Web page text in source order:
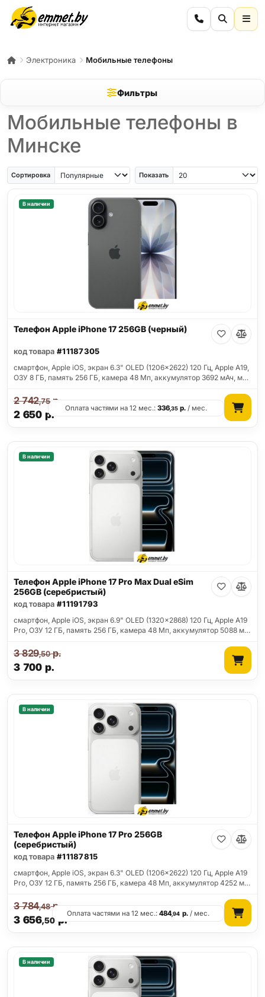
Электроника Мобильные телефоны
Фильтры
Мобильные телефоны в
Минске
iPhone AiriPhone SESamsung Galaxy A56Samsung Galaxy A57 iPhone 17
Сортировка Показать
В наличии
Телефон Apple iPhone 17 256GB (черный)
код товара #11187305
смартфон, Apple iOS, экран 6.3" OLED (1206x2622) 120 Гц, Apple A19,
ОЗУ 8 ГБ, память 256 ГБ, камера 48 Мп, аккумулятор 3692 мАч, м…
2 650 р.
2 742,75р.
Оплата частями на 12 мес.:336,35 р. / мес.
В наличии
Телефон Apple iPhone 17 Pro Max Dual eSim
256GB (серебристый)
код товара #11191793
смартфон, Apple iOS, экран 6.9" OLED (1320x2868) 120 Гц, Apple A19
Pro, ОЗУ 12 ГБ, память 256 ГБ, камера 48 Мп, аккумулятор 5088 м…
3 700 р.
3 829,50р.
В наличии
Телефон Apple iPhone 17 Pro 256GB
(серебристый)
код товара #11187815
смартфон, Apple iOS, экран 6.3" OLED (1206x2622) 120 Гц, Apple A19
Pro, ОЗУ 12 ГБ, память 256 ГБ, камера 48 Мп, аккумулятор 4252 м…
3 656,50 р.
3 784,48р.
Оплата частями на 12 мес.:484,94 р./ мес.
В наличии